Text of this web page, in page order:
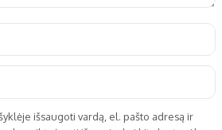
išsaugoti vardą, el. pašto adresą ir